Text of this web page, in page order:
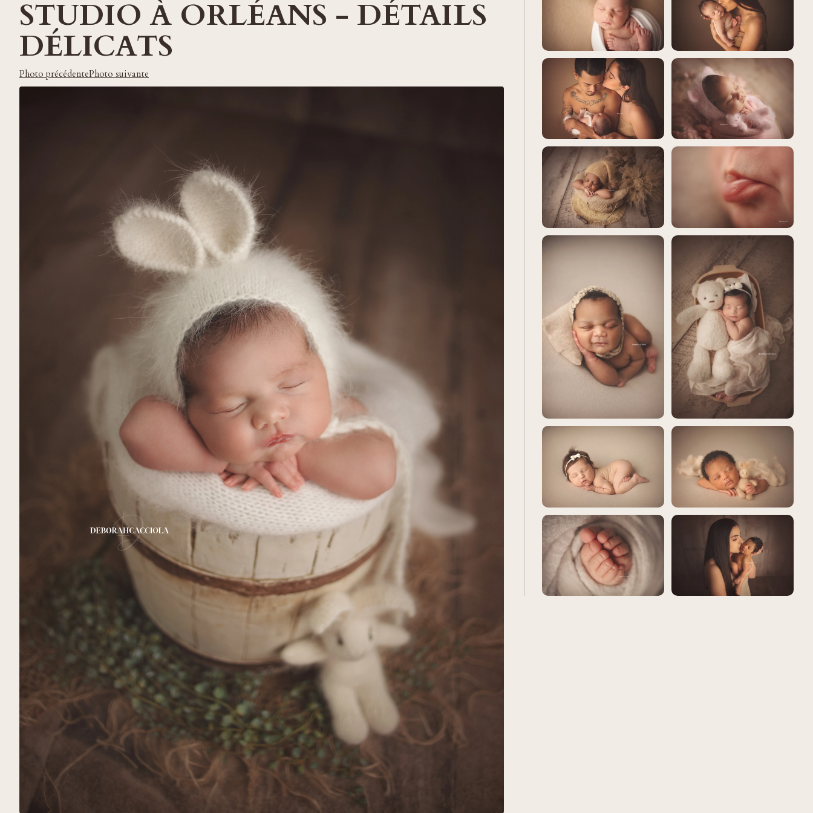
STUDIO À ORLÉANS - DÉTAILS
DÉLICATS
Photo précédentePhoto suivante